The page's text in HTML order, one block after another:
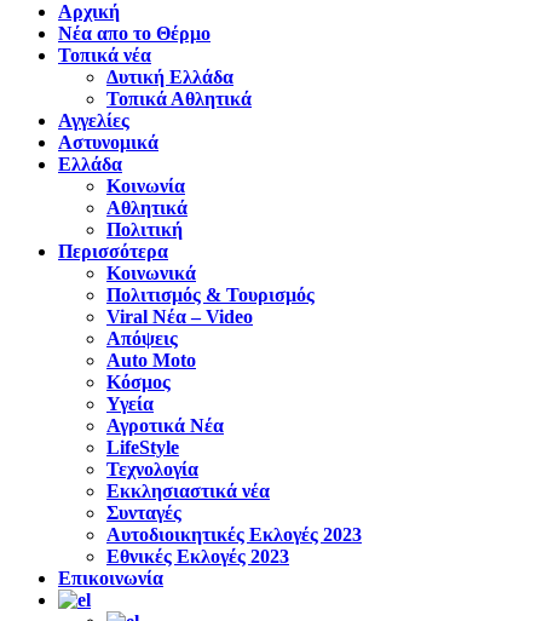
Αρχική
Νέα απο το Θέρμο
Τοπικά νέα
Δυτική Ελλάδα
Τοπικά Αθλητικά
Αγγελίες
Αστυνομικά
Ελλάδα
Κοινωνία
Αθλητικά
Πολιτική
Περισσότερα
Κοινωνικά
Πολιτισμός & Τουρισμός
Viral Νέα – Video
Απόψεις
Auto Moto
Κόσμος
Υγεία
Αγροτικά Νέα
LifeStyle
Τεχνολογία
Εκκλησιαστικά νέα
Συνταγές
Αυτοδιοικητικές Εκλογές 2023
Εθνικές Εκλογές 2023
Επικοινωνία